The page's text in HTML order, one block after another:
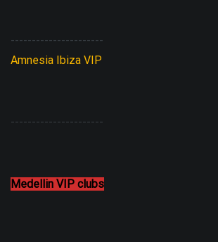
----------------------
Amnesia Ibiza VIP
----------------------
Medellin VIP clubs